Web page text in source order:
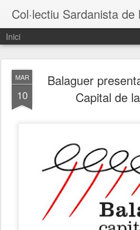
Col·lectiu Sardanista de
Inici
MAR
10
Balaguer
Capital de